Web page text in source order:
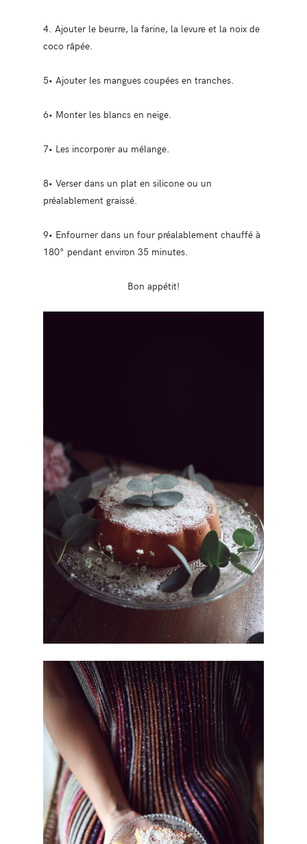
4. Ajouter le beurre, la farine, la levure et la noix de
coco râpée.
5• Ajouter les mangues coupées en tranches.
6• Monter les blancs en neige.
7• Les incorporer au mélange.
8• Verser dans un plat en silicone ou un
préalablement graissé.
9• Enfourner dans un four préalablement chauffé à
180° pendant environ 35 minutes.
Bon appétit!